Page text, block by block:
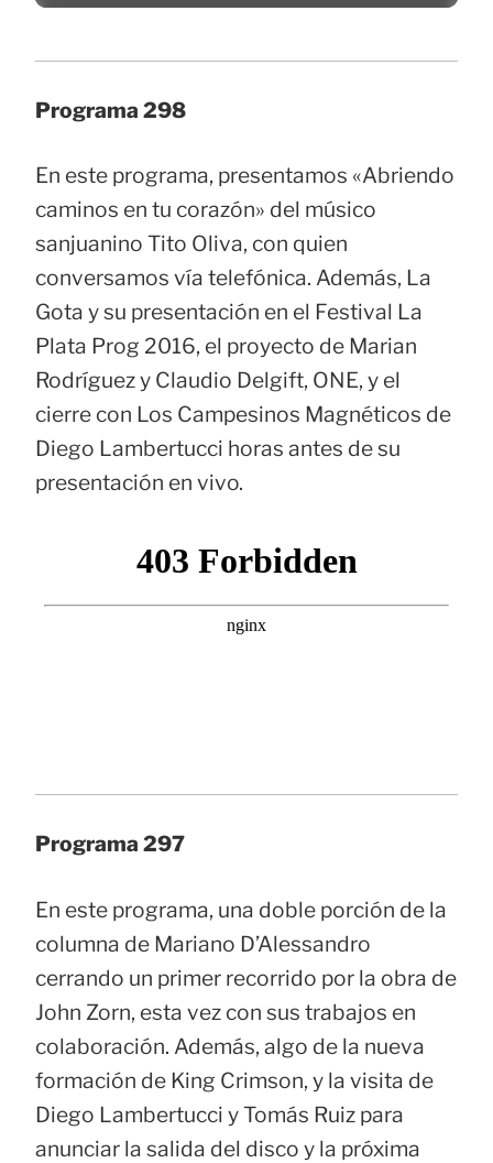
Programa 298
En este programa, presentamos «Abriendo
caminos en tu corazón» del músico
sanjuanino Tito Oliva, con quien
conversamos vía telefónica. Además, La
Gota y su presentación en el Festival La
Plata Prog 2016, el proyecto de Marian
Rodríguez y Claudio Delgift, ONE, y el
cierre con Los Campesinos Magnéticos de
Diego Lambertucci horas antes de su
presentación en vivo.
Programa 297
En este programa, una doble porción de la
columna de Mariano D’Alessandro
cerrando un primer recorrido por la obra de
John Zorn, esta vez con sus trabajos en
colaboración. Además, algo de la nueva
formación de King Crimson, y la visita de
Diego Lambertucci y Tomás Ruiz para
anunciar la salida del disco y la próxima